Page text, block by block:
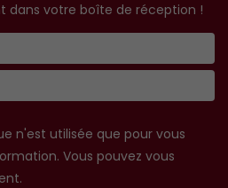
dans votre boîte de réception !
n'est utilisée que pour vous
Vous pouvez vous